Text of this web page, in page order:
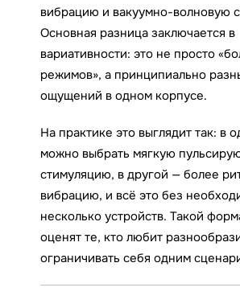
вибрацию и вакуумно-волновую
Основная разница заключается в
вариативности: это не просто
режимов», а принципиально
ощущений в одном корпусе.
На практике это выглядит так: в
можно выбрать мягкую
стимуляцию, в другой — более
вибрацию, и всё это без
несколько устройств. Такой
оценят те, кто любит
ограничивать себя одним